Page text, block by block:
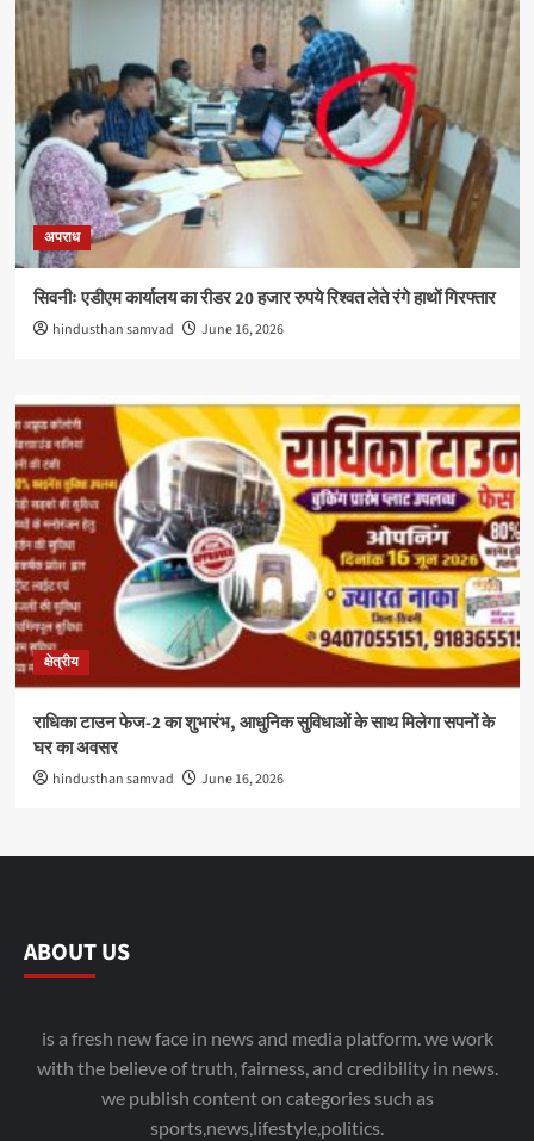
अपराध
सिवनीः एडीएम कार्यालय का रीडर 20 हजार रुपये रिश्वत लेते रंगे हाथों गिरफ्तार
hindusthan samvad June 16, 2026
क्षेत्रीय
राधिका टाउन फेज-2 का शुभारंभ, आधुनिक सुविधाओं के साथ मिलेगा सपनों के
घर का अवसर
hindusthan samvad June 16, 2026
ABOUT US
is a fresh new face in news and media platform. we work
with the believe of truth, fairness, and credibility in news.
we publish content on categories such as
sports,news,lifestyle,politics.